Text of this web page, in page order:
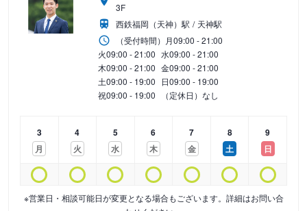
3F
西鉄福岡（天神）駅
天神駅
（受付時間） 月09:00 - 21:00
火09:00 - 21:00 水09:00 - 21:00
木09:00 - 21:00 金09:00 - 21:00
土09:00 - 19:00 日09:00 - 19:00
祝09:00 - 19:00 （定休日）なし
3
月
4
火
5
水
6
木
7
金
8
土
9
日
※営業日・相談可能日が変更となる場合もございます。詳細はお問い合